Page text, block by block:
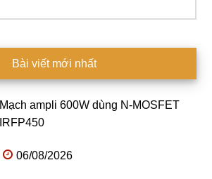
Bài viết mới nhất
Mạch ampli 600W dùng N-MOSFET
IRFP450
06/08/2026